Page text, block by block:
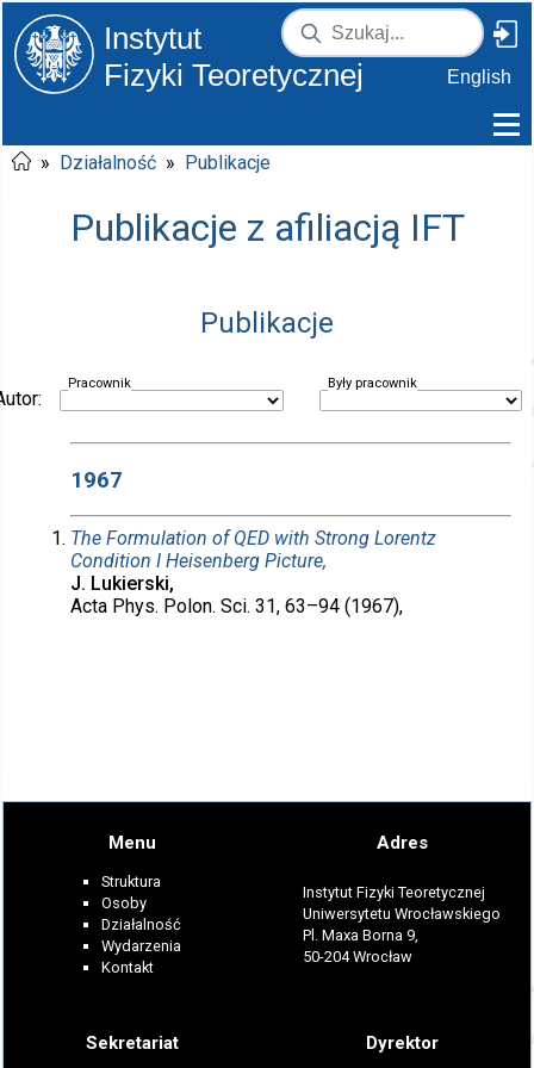
Instytut
Fizyki Teoretycznej
English
» Działalność » Publikacje
Publikacje z afiliacją IFT
Publikacje
Pracownik Były pracownik
1967
The Formulation of QED with Strong Lorentz
Condition I Heisenberg Picture,
J. Lukierski,
Acta Phys. Polon. Sci. 31, 63–94 (1967),
Menu
Struktura
Osoby
Działalność
Wydarzenia
Kontakt
Adres
Instytut Fizyki Teoretycznej
Uniwersytetu Wrocławskiego
Pl. Maxa Borna 9,
50-204 Wrocław
Sekretariat Dyrektor